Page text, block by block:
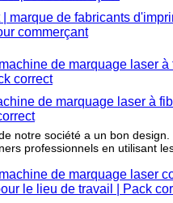
| marque de fabricants
commerçant
de marquage laser à
notre société a un bon
professionnels en utilisant